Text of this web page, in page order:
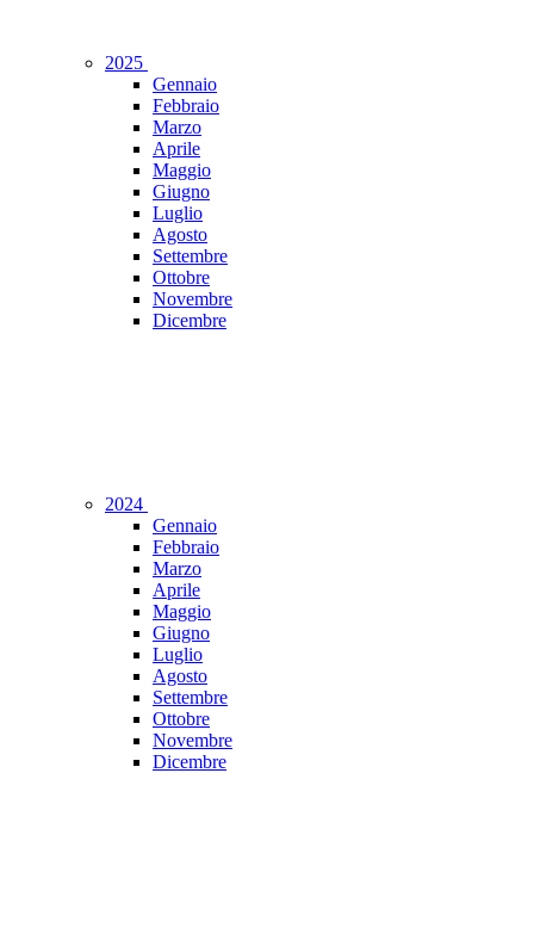
2025
Gennaio
Febbraio
Marzo
Aprile
Maggio
Giugno
Luglio
Agosto
Settembre
Ottobre
Novembre
Dicembre
2024
Gennaio
Febbraio
Marzo
Aprile
Maggio
Giugno
Luglio
Agosto
Settembre
Ottobre
Novembre
Dicembre